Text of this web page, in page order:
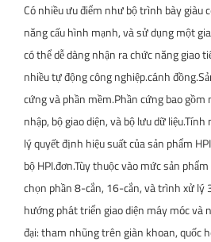
Có nhiều ưu điểm như bộ trình bày giàu
năng cấu hình mạnh, và sử dụng một
có thể dễ dàng nhận ra chức năng giao
nhiều tự động công nghiệp.cánh
cứng và phần mềm.Phần cứng bao gồm
nhập, bộ giao diện, và bộ lưu dữ
lý quyết định hiệu suất của sản phẩm
bộ HPI.đơn.Tùy thuộc vào mức sản
chọn phần 8-cắn, 16-cắn, và trình xử lý
hướng phát triển giao diện máy móc và
đại: tham nhũng trên giàn khoan, quốc